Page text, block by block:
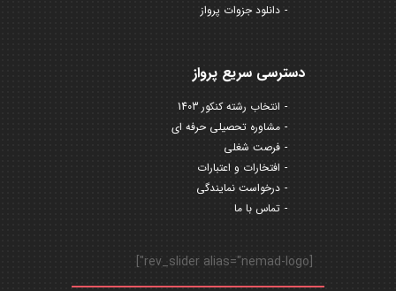
دانلود جزوات پرواز
دسترسی سریع پرواز
انتخاب رشته کنکور 1403
مشاوره تحصیلی حرفه ای
فرصت شغلی
افتخارات و اعتبارات
درخواست نمایندگی
تماس با ما
[rev_slider alias="nemad-logo"]